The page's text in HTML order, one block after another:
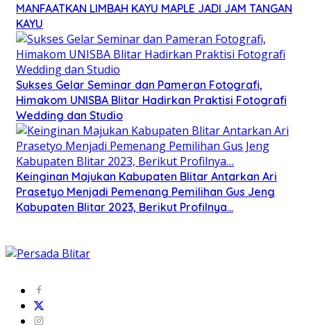
MANFAATKAN LIMBAH KAYU MAPLE JADI JAM TANGAN
KAYU
Sukses Gelar Seminar dan Pameran Fotografi,
Himakom UNISBA Blitar Hadirkan Praktisi Fotografi
Wedding dan Studio
Keinginan Majukan Kabupaten Blitar Antarkan Ari
Prasetyo Menjadi Pemenang Pemilihan Gus Jeng
Kabupaten Blitar 2023, Berikut Profilnya…